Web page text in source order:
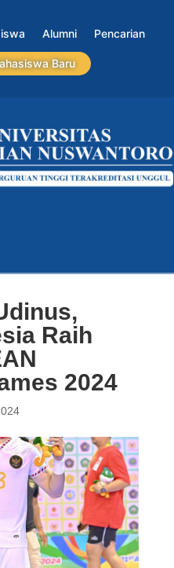
Alumni Pencarian
Baru
Raih
2024